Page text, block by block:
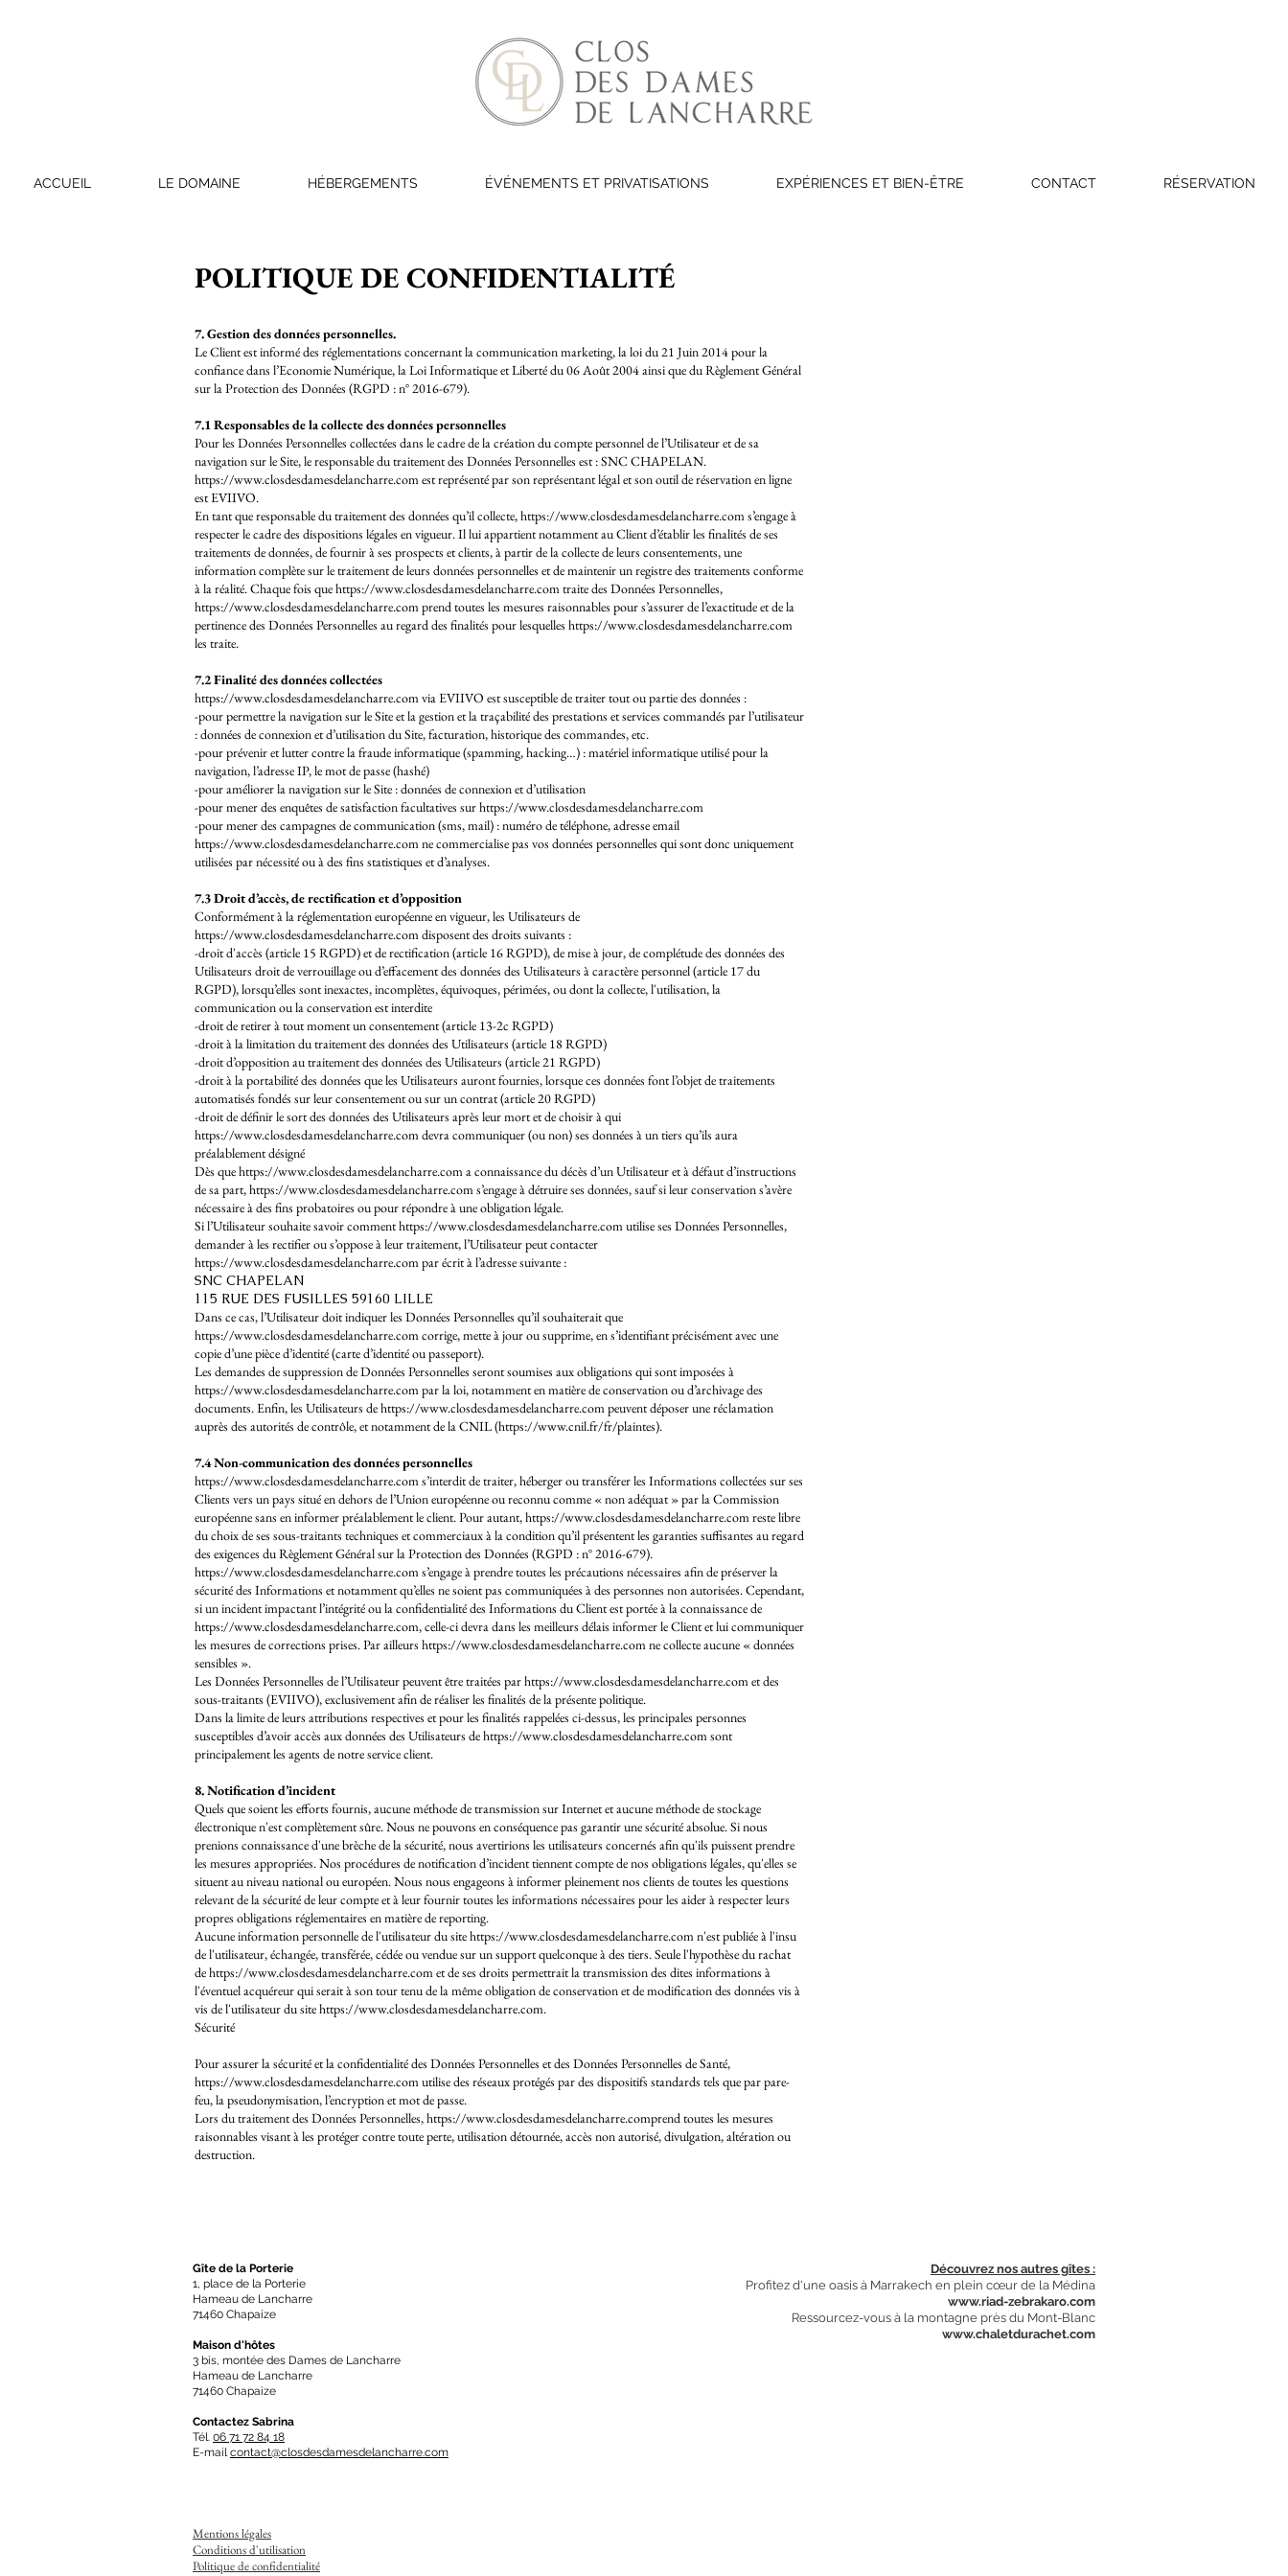
ACCUEIL LE DOMAINE HÉBERGEMENTS ÉVÉNEMENTS ET PRIVATISATIONS EXPÉRIENCES ET BIEN-ÊTRE CONTACT RÉSERVATION
POLITIQUE DE CONFIDENTIALITÉ
7. Gestion des données personnelles.
Le Client est informé des réglementations concernant la communication marketing, la loi du 21 Juin 2014 pour la
confiance dans l’Economie Numérique, la Loi Informatique et Liberté du 06 Août 2004 ainsi que du Règlement Général
sur la Protection des Données (RGPD : n° 2016-679).
7.1 Responsables de la collecte des données personnelles
Pour les Données Personnelles collectées dans le cadre de la création du compte personnel de l’Utilisateur et de sa
navigation sur le Site, le responsable du traitement des Données Personnelles est : SNC CHAPELAN.
https://www.closdesdamesdelancharre.com est représenté par son représentant légal et son outil de réservation en ligne
est EVIIVO.
En tant que responsable du traitement des données qu’il collecte,https://www.closdesdamesdelancharre.coms’engage à
respecter le cadre des dispositions légales en vigueur. Il lui appartient notamment au Client d’établir les finalités de ses
traitements de données, de fournir à ses prospects et clients, à partir de la collecte de leurs consentements, une
information complète sur le traitement de leurs données personnelles et de maintenir un registre des traitements conforme
à la réalité. Chaque fois quehttps://www.closdesdamesdelancharre.comtraite des Données Personnelles,
https://www.closdesdamesdelancharre.comprend toutes les mesures raisonnables pour s’assurer de l’exactitude et de la
pertinence des Données Personnelles au regard des finalités pour lesquelles https://www.closdesdamesdelancharre.com
les traite.
7.2 Finalité des données collectées
https://www.closdesdamesdelancharre.com via EVIIVO est susceptible de traiter tout ou partie des données :
-pour permettre la navigation sur le Site et la gestion et la traçabilité des prestations et services commandés par l’utilisateur
: données de connexion et d’utilisation du Site, facturation, historique des commandes, etc.
-pour prévenir et lutter contre la fraude informatique (spamming, hacking…) : matériel informatique utilisé pour la
navigation, l’adresse IP, le mot de passe (hashé)
-pour améliorer la navigation sur le Site : données de connexion et d’utilisation
-pour mener des enquêtes de satisfaction facultatives sur https://www.closdesdamesdelancharre.com
-pour mener des campagnes de communication (sms, mail) : numéro de téléphone, adresse email
https://www.closdesdamesdelancharre.com ne commercialise pas vos données personnelles qui sont donc uniquement
utilisées par nécessité ou à des fins statistiques et d’analyses.
7.3 Droit d’accès, de rectification et d’opposition
Conformément à la réglementation européenne en vigueur, les Utilisateurs de
https://www.closdesdamesdelancharre.com disposent des droits suivants :
-droit d'accès (article 15 RGPD) et de rectification (article 16 RGPD), de mise à jour, de complétude des données des
Utilisateurs droit de verrouillage ou d’effacement des données des Utilisateurs à caractère personnel (article 17 du
RGPD), lorsqu’elles sont inexactes, incomplètes, équivoques, périmées, ou dont la collecte, l'utilisation, la
communication ou la conservation est interdite
-droit de retirer à tout moment un consentement (article 13-2c RGPD)
-droit à la limitation du traitement des données des Utilisateurs (article 18 RGPD)
-droit d’opposition au traitement des données des Utilisateurs (article 21 RGPD)
-droit à la portabilité des données que les Utilisateurs auront fournies, lorsque ces données font l’objet de traitements
automatisés fondés sur leur consentement ou sur un contrat (article 20 RGPD)
-droit de définir le sort des données des Utilisateurs après leur mort et de choisir à qui
https://www.closdesdamesdelancharre.com devra communiquer (ou non) ses données à un tiers qu’ils aura
préalablement désigné
Dès que https://www.closdesdamesdelancharre.com a connaissance du décès d’un Utilisateur et à défaut d’instructions
de sa part, https://www.closdesdamesdelancharre.com s’engage à détruire ses données, sauf si leur conservation s’avère
nécessaire à des fins probatoires ou pour répondre à une obligation légale.
Si l’Utilisateur souhaite savoir commenthttps://www.closdesdamesdelancharre.comutilise ses Données Personnelles,
demander à les rectifier ou s’oppose à leur traitement, l’Utilisateur peut contacter
https://www.closdesdamesdelancharre.compar écrit à l’adresse suivante :
SNC CHAPELAN
115 RUE DES FUSILLES 59160 LILLE
Dans ce cas, l’Utilisateur doit indiquer les Données Personnelles qu’il souhaiterait que
https://www.closdesdamesdelancharre.comcorrige, mette à jour ou supprime, en s’identifiant précisément avec une
copie d’une pièce d’identité (carte d’identité ou passeport).
Les demandes de suppression de Données Personnelles seront soumises aux obligations qui sont imposées à
https://www.closdesdamesdelancharre.compar la loi, notamment en matière de conservation ou d’archivage des
documents. Enfin, les Utilisateurs dehttps://www.closdesdamesdelancharre.compeuvent déposer une réclamation
auprès des autorités de contrôle, et notamment de la CNIL (https://www.cnil.fr/fr/plaintes).
7.4 Non-communication des données personnelles
https://www.closdesdamesdelancharre.com s’interdit de traiter, héberger ou transférer les Informations collectées sur ses
Clients vers un pays situé en dehors de l’Union européenne ou reconnu comme « non adéquat » par la Commission
européenne sans en informer préalablement le client. Pour autant, https://www.closdesdamesdelancharre.com reste libre
du choix de ses sous-traitants techniques et commerciaux à la condition qu’il présentent les garanties suffisantes au regard
des exigences du Règlement Général sur la Protection des Données (RGPD : n° 2016-679).
https://www.closdesdamesdelancharre.coms’engage à prendre toutes les précautions nécessaires afin de préserver la
sécurité des Informations et notamment qu’elles ne soient pas communiquées à des personnes non autorisées. Cependant,
si un incident impactant l’intégrité ou la confidentialité des Informations du Client est portée à la connaissance de
https://www.closdesdamesdelancharre.com, celle-ci devra dans les meilleurs délais informer le Client et lui communiquer
les mesures de corrections prises. Par ailleurs https://www.closdesdamesdelancharre.comne collecte aucune « données
sensibles ».
Les Données Personnelles de l’Utilisateur peuvent être traitées parhttps://www.closdesdamesdelancharre.comet des
sous-traitants (EVIIVO), exclusivement afin de réaliser les finalités de la présente politique.
Dans la limite de leurs attributions respectives et pour les finalités rappelées ci-dessus, les principales personnes
susceptibles d’avoir accès aux données des Utilisateurs dehttps://www.closdesdamesdelancharre.comsont
principalement les agents de notre service client.
8. Notification d’incident
Quels que soient les efforts fournis, aucune méthode de transmission sur Internet et aucune méthode de stockage
électronique n'est complètement sûre. Nous ne pouvons en conséquence pas garantir une sécurité absolue. Si nous
prenions connaissance d'une brèche de la sécurité, nous avertirions les utilisateurs concernés afin qu'ils puissent prendre
les mesures appropriées. Nos procédures de notification d’incident tiennent compte de nos obligations légales, qu'elles se
situent au niveau national ou européen. Nous nous engageons à informer pleinement nos clients de toutes les questions
relevant de la sécurité de leur compte et à leur fournir toutes les informations nécessaires pour les aider à respecter leurs
propres obligations réglementaires en matière de reporting.
Aucune information personnelle de l'utilisateur du sitehttps://www.closdesdamesdelancharre.comn'est publiée à l'insu
de l'utilisateur, échangée, transférée, cédée ou vendue sur un support quelconque à des tiers. Seule l'hypothèse du rachat
dehttps://www.closdesdamesdelancharre.comet de ses droits permettrait la transmission des dites informations à
l'éventuel acquéreur qui serait à son tour tenu de la même obligation de conservation et de modification des données vis à
vis de l'utilisateur du sitehttps://www.closdesdamesdelancharre.com.
Sécurité
Pour assurer la sécurité et la confidentialité des Données Personnelles et des Données Personnelles de Santé,
https://www.closdesdamesdelancharre.comutilise des réseaux protégés par des dispositifs standards tels que par pare-
feu, la pseudonymisation, l’encryption et mot de passe.
Lors du traitement des Données Personnelles,https://www.closdesdamesdelancharre.comprendtoutes les mesures
raisonnables visant à les protéger contre toute perte, utilisation détournée, accès non autorisé, divulgation, altération ou
destruction.
Gîte de la Porterie
1, place de la Porterie
Hameau de Lancharre
71460 Chapaize
Maison d'hôtes
3 bis, montée des Dames de Lancharre
Hameau de Lancharre
71460 Chapaize
Contactez Sabrina
Tél. 06 71 72 84 18
E-mailcontact@closdesdamesdelancharre.com
Découvrez nos autres gîtes :
Profitez d'une oasis à Marrakech en plein cœur de la Médina
www.riad-zebrakaro.com
Ressourcez-vous à la montagne près du Mont-Blanc
www.chaletdurachet.com
Mentions légales
Conditions d'utilisation
Politique de confidentialité